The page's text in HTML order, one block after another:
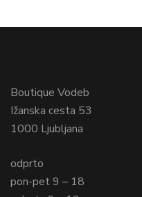
Boutique Vodeb
Ižanska cesta 53
1000 Ljubljana
odprto
pon-pet 9 – 18